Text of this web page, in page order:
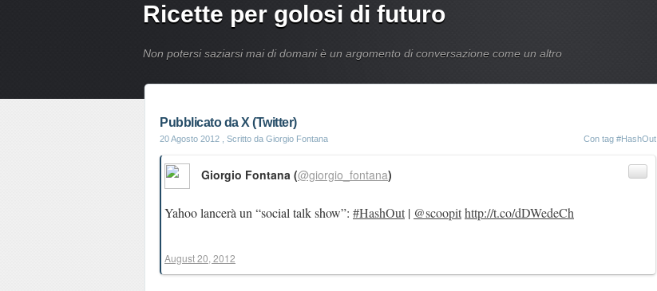
Ricette per golosi di futuro
Non potersi saziarsi mai di domani è un argomento di conversazione come un altro
Pubblicato da X (Twitter)
20 Agosto 2012 , Scritto da Giorgio Fontana Con tag #HashOut
Yahoo lancerà un “social talk show”: #HashOut | @scoopithttp://t.co/dDWedeCh
Giorgio Fontana (@giorgio_fontana)
August 20, 2012